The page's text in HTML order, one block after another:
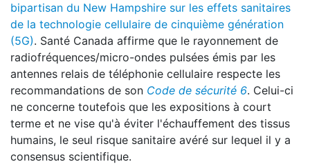
bipartisan du New Hampshire sur les effets sanitaires
de la technologie cellulaire de cinquième génération
(5G). Santé Canada affirme que le rayonnement de
radiofréquences/micro-ondes pulsées émis par les
antennes relais de téléphonie cellulaire respecte les
recommandations de son Code de sécurité 6. Celui-ci
ne concerne toutefois que les expositions à court
terme et ne vise qu'à éviter l'échauffement des tissus
humains, le seul risque sanitaire avéré sur lequel il y a
consensus scientifique.